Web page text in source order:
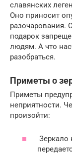
славянских
Оно приносит
разочарования.
подарок
людям. А что
разобраться.
Приметы о
Приметы
неприятности.
произойти:
Зеркало